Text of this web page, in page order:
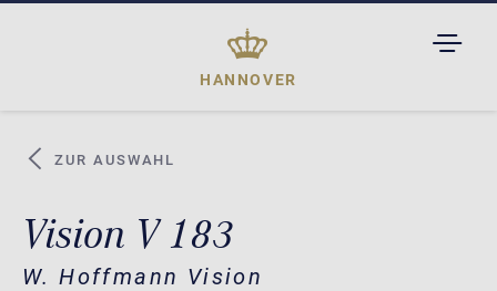
HANNOVER
ZUR AUSWAHL
Vision V 183
W. Hoffmann Vision